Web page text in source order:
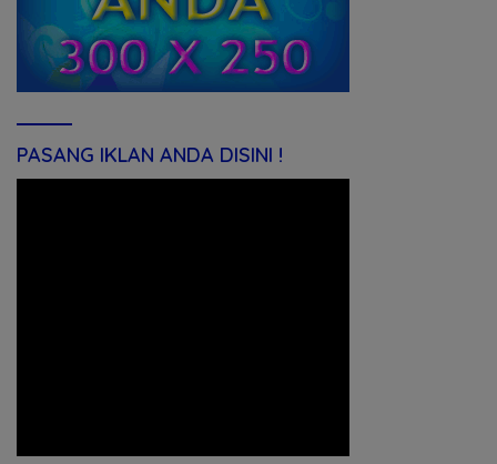
PASANG IKLAN ANDA DISINI !